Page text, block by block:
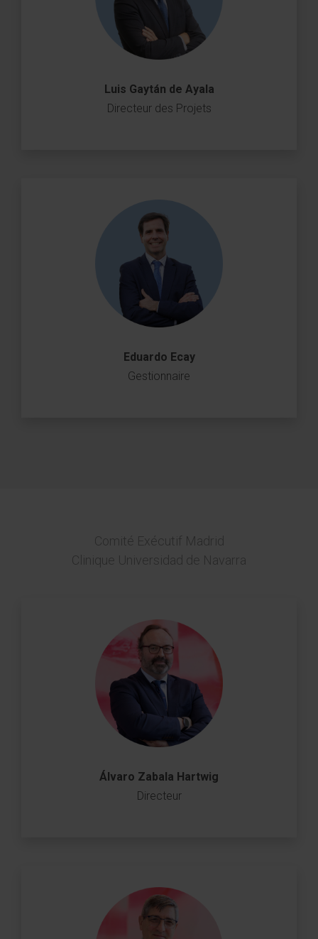
Luis Gaytán de Ayala
Directeur des Projets
Eduardo Ecay
Gestionnaire
Comité Exécutif Madrid
Clinique Universidad de Navarra
Álvaro Zabala Hartwig
Directeur